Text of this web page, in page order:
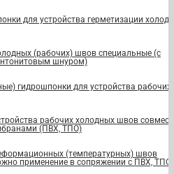
для устройства герметизации
(рабочих) швов специальные (с
шнуром)
гидрошпонки для устройства рабочих
рабочих холодных швов
(ПВХ, ТПО)
(температурных) швов
применение в сопряжении с ПВХ, ТПО